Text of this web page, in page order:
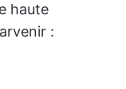
haute
: